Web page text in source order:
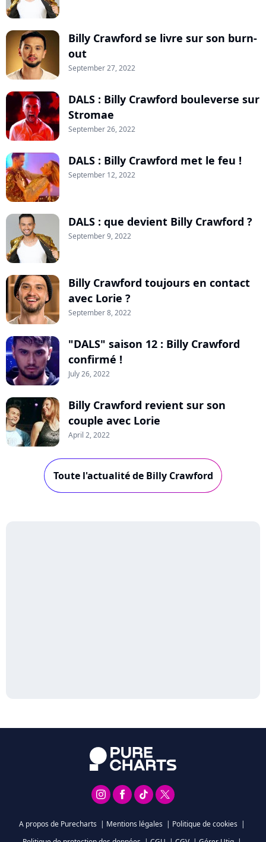
Billy Crawford se livre sur son burn-
out
September 27, 2022
DALS : Billy Crawford bouleverse sur
Stromae
September 26, 2022
DALS : Billy Crawford met le feu !
September 12, 2022
DALS : que devient Billy Crawford ?
September 9, 2022
Billy Crawford toujours en contact
avec Lorie ?
September 8, 2022
"DALS" saison 12 : Billy Crawford
confirmé !
July 26, 2022
Billy Crawford revient sur son
couple avec Lorie
April 2, 2022
Toute l'actualité de Billy Crawford
A propos de Purecharts | Mentions légales | Politique de cookies |